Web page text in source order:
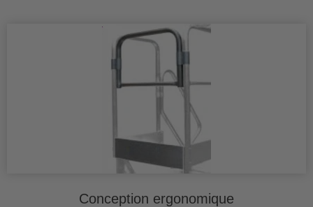
Conception ergonomique